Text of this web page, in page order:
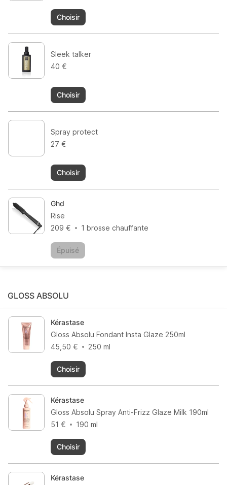
Choisir
Sleek talker
40 €
Choisir
Spray protect
27 €
Choisir
Ghd
Rise
209 €
1 brosse chauffante
Épuisé
GLOSS ABSOLU
Kérastase
Gloss Absolu Fondant Insta Glaze 250ml
45,50 €
250 ml
Choisir
Kérastase
Gloss Absolu Spray Anti-Frizz Glaze Milk 190ml
51 €
190 ml
Choisir
Kérastase